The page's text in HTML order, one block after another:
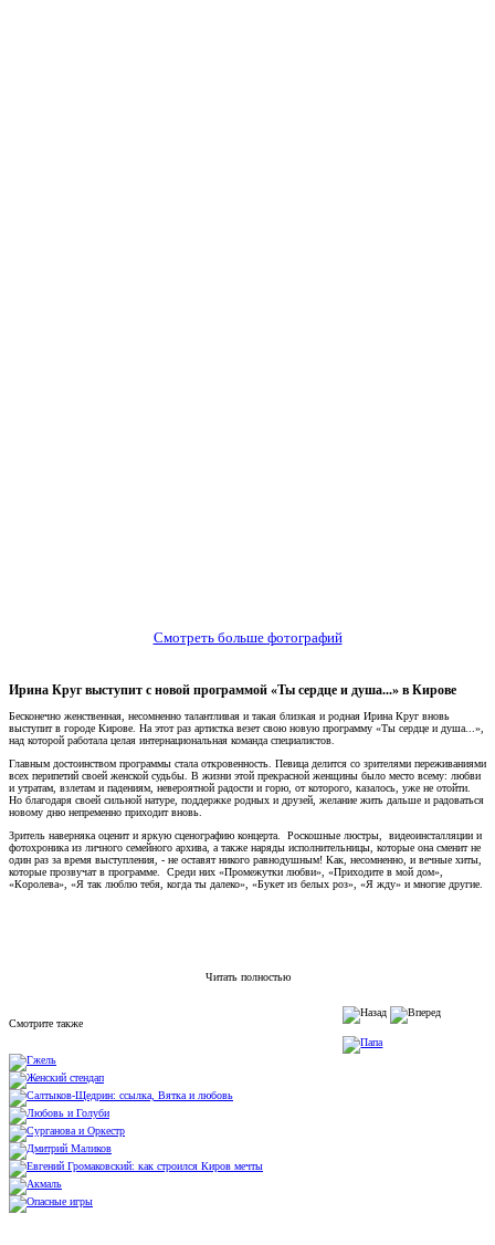
Смотреть больше фотографий
Ирина Круг выступит с новой программой «Ты сердце и душа...» в Кирове
Бесконечно женственная, несомненно талантливая и такая близкая и родная Ирина Круг вновь
выступит в городе Кирове. На этот раз артистка везет свою новую программу «Ты сердце и душа...»,
над которой работала целая интернациональная команда специалистов.
Главным достоинством программы стала откровенность. Певица делится со зрителями переживаниями
всех перипетий своей женской судьбы. В жизни этой прекрасной женщины было место всему: любви
и утратам, взлетам и падениям, невероятной радости и горю, от которого, казалось, уже не отойти.
Но благодаря своей сильной натуре, поддержке родных и друзей, желание жить дальше и радоваться
новому дню непременно приходит вновь.
Зритель наверняка оценит и яркую сценографию концерта. Роскошные люстры, видеоинсталляции и
фотохроника из личного семейного архива, а также наряды исполнительницы, которые она сменит не
один раз за время выступления, - не оставят никого равнодушным! Как, несомненно, и вечные хиты,
которые прозвучат в программе. Среди них «Промежутки любви», «Приходите в мой дом»,
«Королева», «Я так люблю тебя, когда ты далеко», «Букет из белых роз», «Я жду» и многие другие.
Читать полностью
Смотрите также